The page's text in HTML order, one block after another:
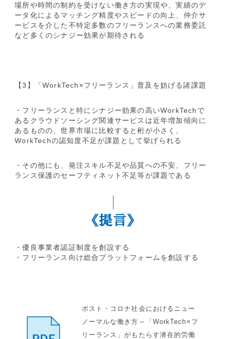
場所や時間の制約を受けない働き方の実現や、実績のデ
ータ化によるマッチング精度やスピードの向上、仲介サ
ービスを介した不特定多数のフリーランスへの業務委託
など多くのシナジー効果が期待される
【3】「WorkTech×フリーランス」普及を妨げる諸課題
・フリーランスと特にシナジー効果の高いWorkTechで
あるクラウドソーシング関連サービスは近年増加傾向に
あるものの、世界市場に比較すると桁が小さく、
WorkTechの認知度不足が課題として挙げられる
・その他にも、発注スキル不足や品質への不安、フリー
ランス保護のセーフティネット不足等が課題である
《提言》
・優良事業者認証制度を創設する
・フリーランス向け総合プラットフォームを創設する
ポスト・コロナ社会におけるニュー
ノーマルな働き方～「WorkTech×フ
リーランス」がもたらす潜在的労働